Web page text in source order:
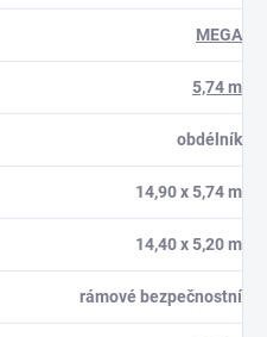
MEGA
5,74 m
obdélník
14,90 x 5,74 m
14,40 x 5,20 m
rámové bezpečnostní